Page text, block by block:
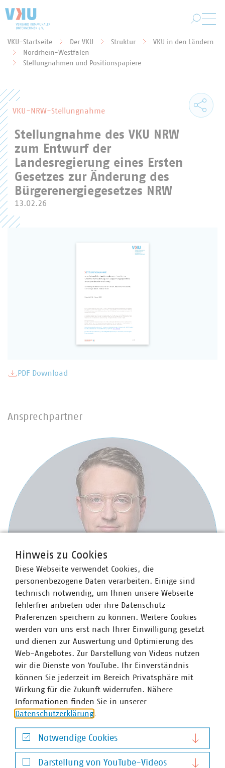
VKU-Startseite Der VKU Struktur
VKU in den Ländern
Nordrhein-Westfalen
Stellungnahmen und Positionspapiere
VKU-NRW-Stellungnahme
Stellungnahme des VKU NRW
zum Entwurf der
Landesregierung eines Ersten
Gesetzes zur Änderung des
Bürgerenergiegesetzes NRW
13.02.26
PDF Download
Ansprechpartner
Dr. Jürgen Kruse
Stv. Geschäftsführer
+49 211 159243-13
kruse(at)vku(dot)de
Hinweis zu Cookies
Diese Webseite verwendet Cookies, die
personenbezogene Daten verarbeiten. Einige sind
technisch notwendig, um Ihnen unsere Webseite
fehlerfrei anbieten oder ihre Datenschutz-
Präferenzen speichern zu können. Weitere Cookies
werden von uns erst nach Ihrer Einwilligung gesetzt
und dienen zur Auswertung und Optimierung des
Web-Angebotes. Zur Darstellung von Videos nutzen
wir die Dienste von YouTube. Ihr Einverständnis
können Sie jederzeit im Bereich Privatsphäre mit
Wirkung für die Zukunft widerrufen. Nähere
Informationen finden Sie in unserer
Datenschutzerklärung
Notwendige Cookies
Notwendige Cookies
Darstellung von YouTube-Videos